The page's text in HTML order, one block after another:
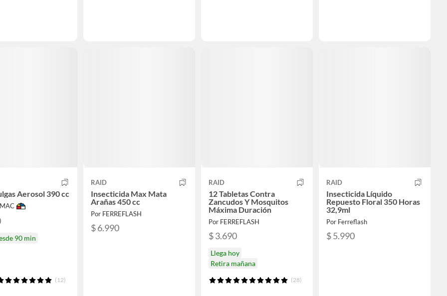
Aerosol 390 cc
90 min
(12)
RAID
Insecticida Max Mata
Arañas 450 cc
Por FERREFLASH
$ 6.990
RAID
12 Tabletas Contra
Zancudos Y Mosquitos
Máxima Duración
Por FERREFLASH
$ 3.690
Llega hoy
Retira mañana
(28)
RAID
Insecticida Líquido
Repuesto Floral 350 Horas
32,9ml
Por Ferreflash
$ 5.990